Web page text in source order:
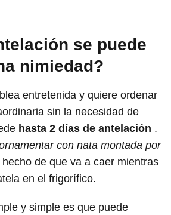
se puede
nimiedad?
entretenida y quiere ordenar
sin la necesidad de
hasta 2 días de antelación .
con nata montada por
hecho de que va a caer mientras
en el frigorífico.
y simple es que puede